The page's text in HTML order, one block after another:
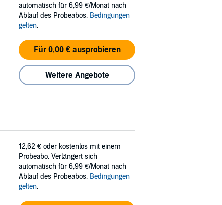
automatisch für 6,99 €/Monat nach
Ablauf des Probeabos. Bedingungen
gelten.
Für 0,00 € ausprobieren
Weitere Angebote
12,62 € oder kostenlos mit einem
Probeabo. Verlängert sich
automatisch für 6,99 €/Monat nach
Ablauf des Probeabos. Bedingungen
gelten.